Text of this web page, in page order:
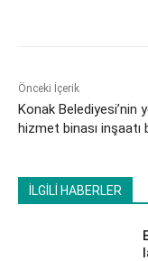
Önceki İçerik
Konak Belediyesi’nin
hizmet binası inşaatı
İLGİLİ HABERLER